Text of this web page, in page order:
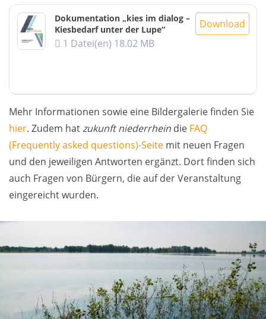
Dokumentation „kies im dialog –
Kiesbedarf unter der Lupe“
1 Datei(en) 18.02 MB
Download
Mehr Informationen sowie eine Bildergalerie finden Sie
hier. Zudem hatzukunft niederrhein die FAQ
(Frequently asked questions)-Seite mit neuen Fragen
und den jeweiligen Antworten ergänzt. Dort finden sich
auch Fragen von Bürgern, die auf der Veranstaltung
eingereicht wurden.